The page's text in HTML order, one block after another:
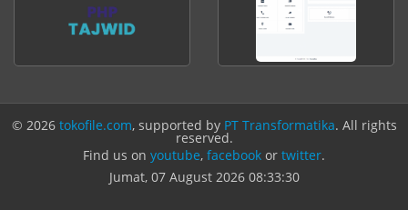
© 2026 tokofile.com, supported by PT Transformatika. All rights
reserved.
Find us on youtube, facebook or twitter.
Jumat, 07 August 2026 08:33:30